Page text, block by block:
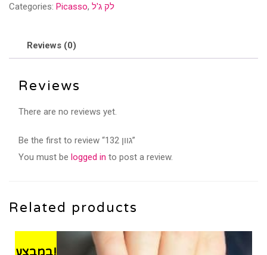
Categories: Picasso, לק ג'ל
Reviews (0)
Reviews
There are no reviews yet.
Be the first to review “גוון 132”
You must be logged in to post a review.
Related products
במבצע!